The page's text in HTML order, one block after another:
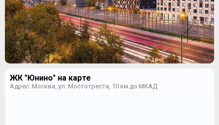
ЖК "Юнино" на карте
Адрес: Москва, ул. Мостотреста, 10 км до МКАД